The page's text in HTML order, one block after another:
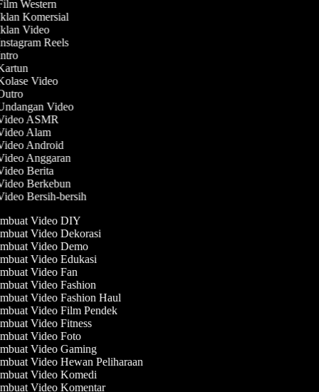
Western
Komersial
Video
Reels
Video
Video
ASMR
Alam
Android
Anggaran
Berita
Berkebun
Bersih-bersih
Video DIY
Video Dekorasi
Video Demo
Video Edukasi
Video Fan
Video Fashion
Video Fashion Haul
Video Film Pendek
Video Fitness
Video Foto
Video Gaming
Video Hewan Peliharaan
Video Komedi
Video Komentar